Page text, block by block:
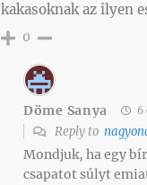
kakasoknak az ilyen
0
Döme Sanya 6
Reply to
Mondjuk, ha egy
csapatot súlyt